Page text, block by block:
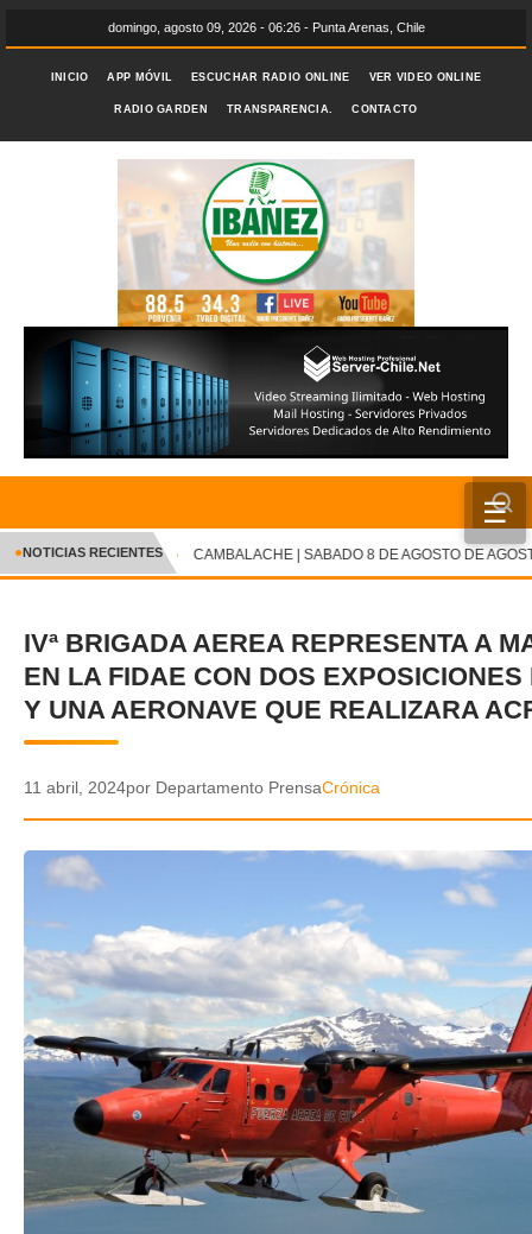
domingo, agosto 09, 2026 - 06:26 - Punta Arenas, Chile
INICIO APP MÓVIL ESCUCHAR RADIO ONLINE VER VIDEO ONLINE
RADIO GARDEN TRANSPARENCIA. CONTACTO
☰
INICIO
CRÓNICA
DEPORTES
ENTRETENIMIENTO Y CULTURA
VIDEOS
GALERIA DE FOTOS
APP MÓVIL
TRANSPARENCIA
✕
●NOTICIAS RECIENTES CAMBALACHE | SABADO 8 DE AGOSTO DE
IVª BRIGADA AEREA REPRESENTA A
EN LA FIDAE CON DOS EXPOSICIONES
Y UNA AERONAVE QUE REALIZARA
11 abril, 2024por Departamento PrensaCrónica